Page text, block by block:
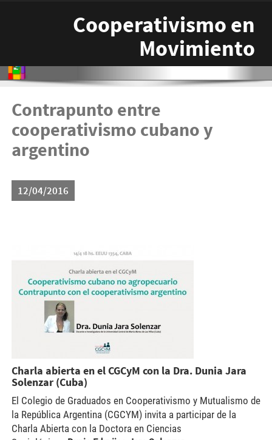
Cooperativismo en
Movimiento
Contrapunto entre
cooperativismo cubano y
argentino
12/04/2016
cubana-dunia-300x187.jpg
Charla abierta en el CGCyM con la Dra. Dunia Jara
Solenzar (Cuba)
El Colegio de Graduados en Cooperativismo y Mutualismo de
la República Argentina (CGCYM) invita a participar de la
Charla Abierta con la Doctora en Ciencias